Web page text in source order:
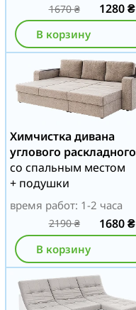
1670₴ 1280₴
В корзину
Химчистка дивана
углового раскладного
со спальным местом
+ подушки
время работ: 1-2 часа
2190₴ 1680₴
В корзину